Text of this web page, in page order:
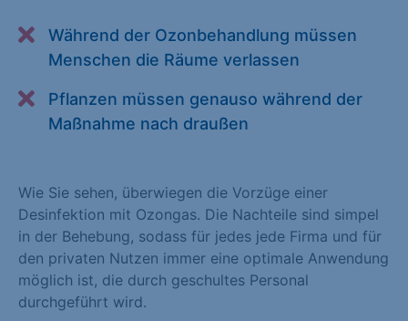
Während der Ozonbehandlung müssen
Menschen die Räume verlassen
Pflanzen müssen genauso während der
Maßnahme nach draußen
Wie Sie sehen, überwiegen die Vorzüge einer
Desinfektion mit Ozongas. Die Nachteile sind simpel
in der Behebung, sodass für jedes jede Firma und für
den privaten Nutzen immer eine optimale Anwendung
möglich ist, die durch geschultes Personal
durchgeführt wird.
Zurück
Essenziell (1)
Cookie-Informationen anzeigen
Statistiken (1)
Statistik Cookies erfassen Informationen anonym. Diese
Informationen helfen uns zu verstehen, wie unsere Besucher
unsere Website nutzen. Statistik Cookies erfassen Informationen